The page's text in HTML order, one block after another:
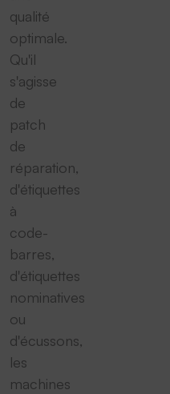
qualité
optimale.
Qu'il
s'agisse
de
patch
de
réparation,
d'étiquettes
à
code-
barres,
d'étiquettes
nominatives
ou
d'écussons,
les
machines